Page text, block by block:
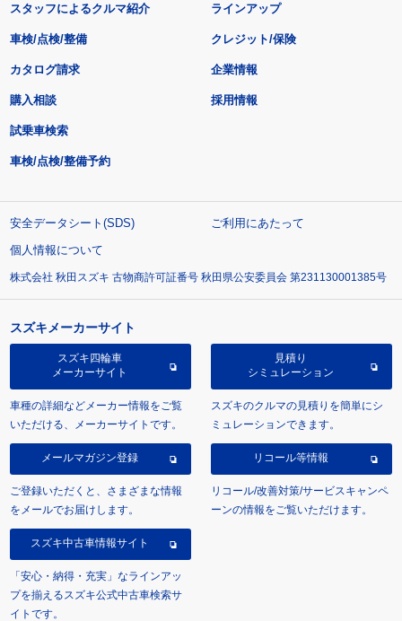
スタッフによるクルマ紹介 ラインアップ
車検/点検/整備 クレジット/保険
カタログ請求
購入相談
試乗車検索
車検/点検/整備予約
企業情報
採用情報
安全データシート(SDS)
ご利用にあたって
個人情報について
株式会社 秋田スズキ 古物商許可証番号 秋田県公安委員会 第231130001385号
スズキメーカーサイト
スズキ四輪車
メーカーサイト
車種の詳細などメーカー情報をご覧
いただける、メーカーサイトです。
見積り
シミュレーション
スズキのクルマの見積りを簡単にシ
ミュレーションできます。
メールマガジン登録
ご登録いただくと、さまざまな情報
をメールでお届けします。
リコール等情報
リコール/改善対策/サービスキャンペ
ーンの情報をご覧いただけます。
スズキ中古車情報サイト
「安心・納得・充実」なラインアッ
プを揃えるスズキ公式中古車検索サ
イトです。